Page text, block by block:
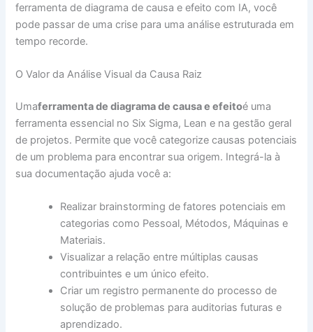
ferramenta de diagrama de causa e efeito com IA, você
pode passar de uma crise para uma análise estruturada em
tempo recorde.
O Valor da Análise Visual da Causa Raiz
Umaferramenta de diagrama de causa e efeitoé uma
ferramenta essencial no Six Sigma, Lean e na gestão geral
de projetos. Permite que você categorize causas potenciais
de um problema para encontrar sua origem. Integrá-la à
sua documentação ajuda você a:
Realizar brainstorming de fatores potenciais em
categorias como Pessoal, Métodos, Máquinas e
Materiais.
Visualizar a relação entre múltiplas causas
contribuintes e um único efeito.
Criar um registro permanente do processo de
solução de problemas para auditorias futuras e
aprendizado.